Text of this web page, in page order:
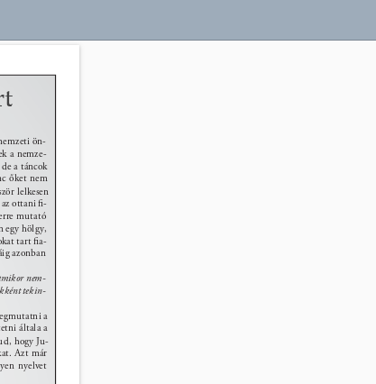
ön-
a nemze-
a táncok
őket nem
lelkesen
ottani ﬁ-
mutató
egy hölgy,
tart ﬁa-
azonban
nem-
tekin-
a
általa a
hogy Ju-
Azt már
nyelvet